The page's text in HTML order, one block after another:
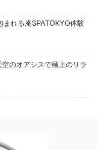
まれる庵SPATOKYO体験
のオアシスで極上のリラ